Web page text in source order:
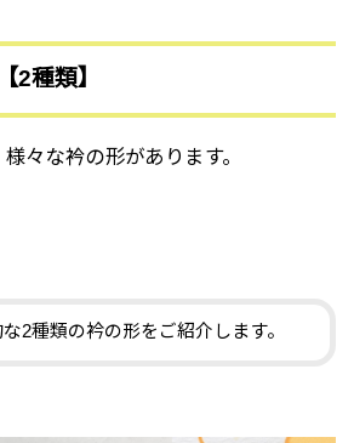
2種類】
々な衿の形があります。
2種類の衿の形をご紹介します。